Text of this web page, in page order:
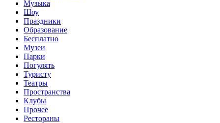
Музыка
Шоу
Праздники
Образование
Бесплатно
Музеи
Парки
Погулять
Туристу
Театры
Пространства
Клубы
Прочее
Рестораны